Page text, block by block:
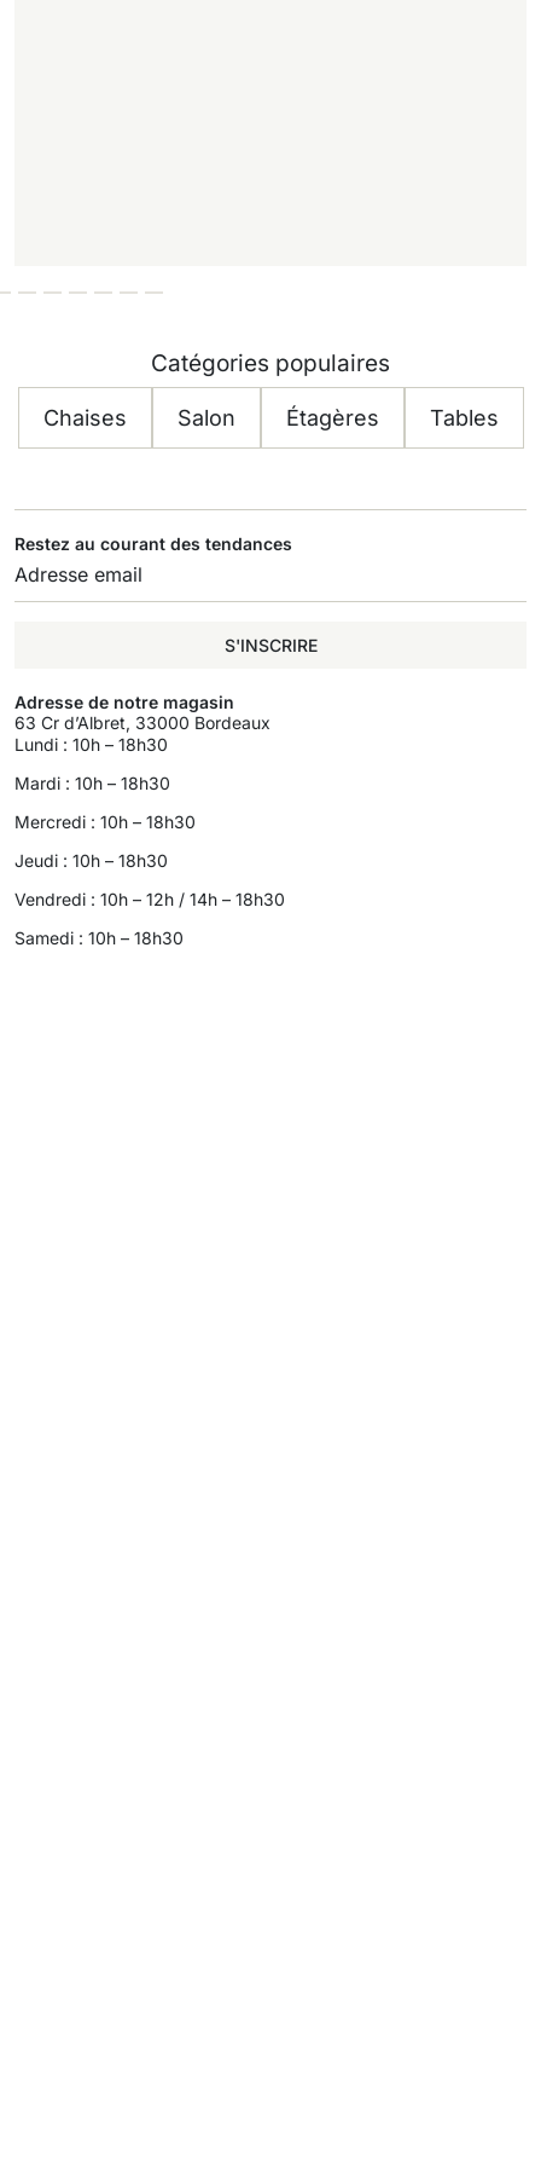
Catégories populaires
Chaises Salon Étagères Tables
Restez au courant des tendances
S'INSCRIRE
Adresse de notre magasin
63 Cr d’Albret, 33000 Bordeaux
Lundi : 10h – 18h30
Mardi : 10h – 18h30
Mercredi : 10h – 18h30
Jeudi : 10h – 18h30
Vendredi : 10h – 12h / 14h – 18h30
Samedi : 10h – 18h30